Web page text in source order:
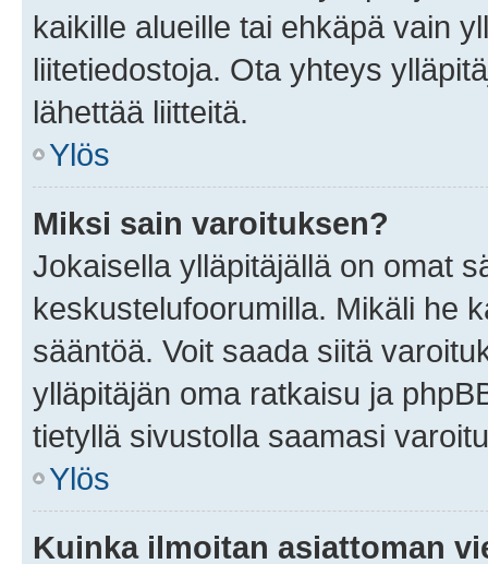
kaikille alueille tai ehkäpä vain
liitetiedostoja. Ota yhteys
lähettää liitteitä.
Ylös
Miksi sain varoituksen?
Jokaisella ylläpitäjällä on omat
keskustelufoorumilla. Mikäli he
sääntöä. Voit saada siitä
ylläpitäjän oma ratkaisu ja
tietyllä sivustolla saamasi
Ylös
Kuinka ilmoitan asiattoman